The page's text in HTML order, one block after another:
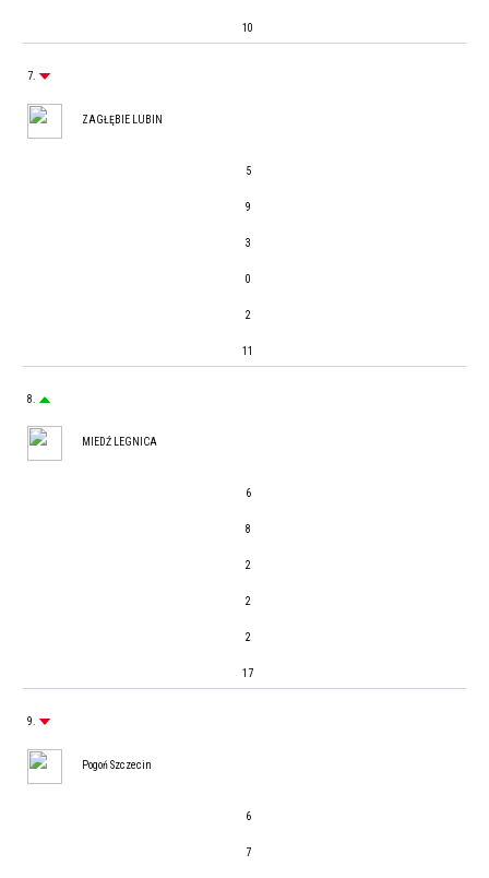
10
7.
ZAGŁĘBIE LUBIN
5
9
3
0
2
11
8.
MIEDŹ LEGNICA
6
8
2
2
2
17
9.
Pogoń Szczecin
6
7